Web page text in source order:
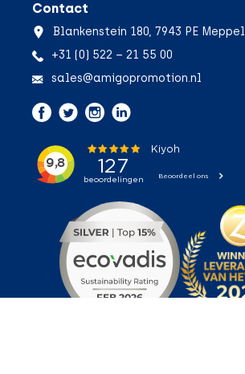
Contact
Blankenstein 180, 7943 PE Meppel
+31 (0) 522 – 21 55 00
sales@amigopromotion.nl